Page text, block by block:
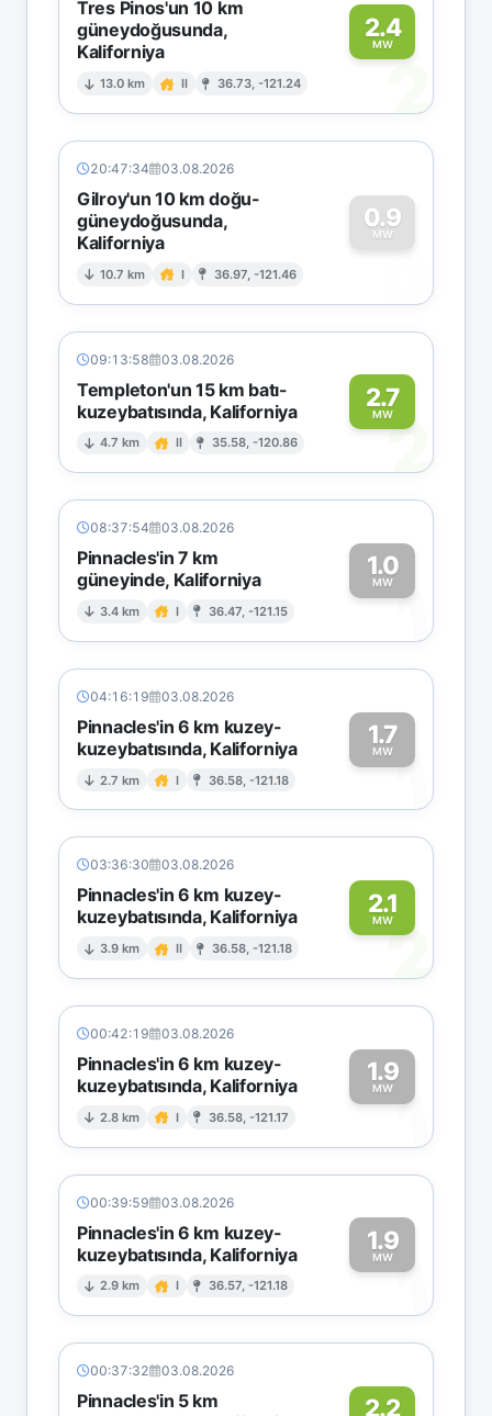
Tres Pinos'un 10 km
güneydoğusunda,
Kaliforniya
13.0 km II 36.73, -121.24
2.4
MW
2
20:47:34 03.08.2026
Gilroy'un 10 km doğu-
güneydoğusunda,
Kaliforniya
10.7 km I 36.97, -121.46
0.9
MW
0
09:13:58 03.08.2026
Templeton'un 15 km batı-
kuzeybatısında, Kaliforniya
4.7 km II 35.58, -120.86
2.7
MW2
08:37:54 03.08.2026
Pinnacles'in 7 km
güneyinde, Kaliforniya
3.4 km I 36.47, -121.15
1.0
MW1
04:16:19 03.08.2026
Pinnacles'in 6 km kuzey-
kuzeybatısında, Kaliforniya
2.7 km I 36.58, -121.18
1.7
MW1
03:36:30 03.08.2026
Pinnacles'in 6 km kuzey-
kuzeybatısında, Kaliforniya
3.9 km II 36.58, -121.18
2.1
MW2
00:42:19 03.08.2026
Pinnacles'in 6 km kuzey-
kuzeybatısında, Kaliforniya
2.8 km I 36.58, -121.17
1.9
MW1
00:39:59 03.08.2026
Pinnacles'in 6 km kuzey-
kuzeybatısında, Kaliforniya
2.9 km I 36.57, -121.18
1.9
MW1
00:37:32 03.08.2026
Pinnacles'in 5 km
2.2